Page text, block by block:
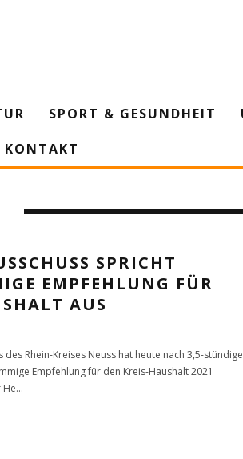
SPORT & GESUNDHEIT
KONTAKT
SPRICHT
EMPFEHLUNG FÜR
AUS
des Rhein-Kreises Neuss hat heute nach 3,5-
Empfehlung für den Kreis-Haushalt 2021
He...